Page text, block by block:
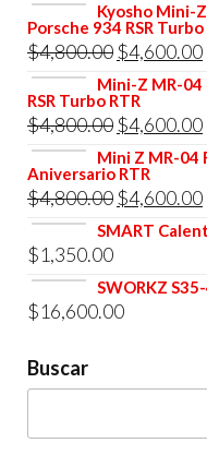
Kyosho Mini-
Porsche 934 RSR
$4,800.00 El
precio
original
era:
$4,800.00.
$4,600.00El
Mini-Z MR-04
RSR Turbo RTR
$4,800.00 El
precio
original
era:
$4,600.00El
Mini Z MR-04
Aniversario RTR
$4,800.00 El
precio
era:
$4,800.00.
$4,600.00El
SMART
$1,350.00
SWORKZ
$16,600.00
Buscar